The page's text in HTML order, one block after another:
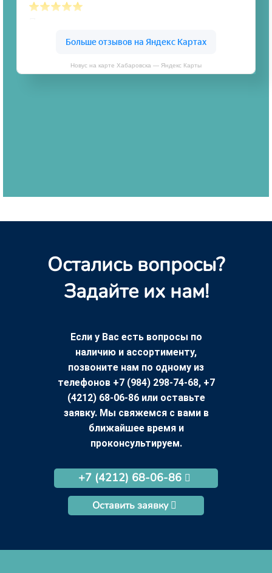
Новус на карте Хабаровска — Яндекс Карты
Остались вопросы?
Задайте их нам!
Если у Вас есть вопросы по
наличию и ассортименту,
позвоните нам по одному из
телефонов +7 (984) 298-74-68, +7
(4212) 68-06-86 или оставьте
заявку. Мы свяжемся с вами в
ближайшее время и
проконсультируем.
+7 (4212) 68-06-86
Оставить заявку